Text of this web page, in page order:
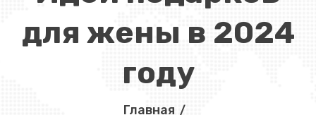
для жены в 2024
году
Главная